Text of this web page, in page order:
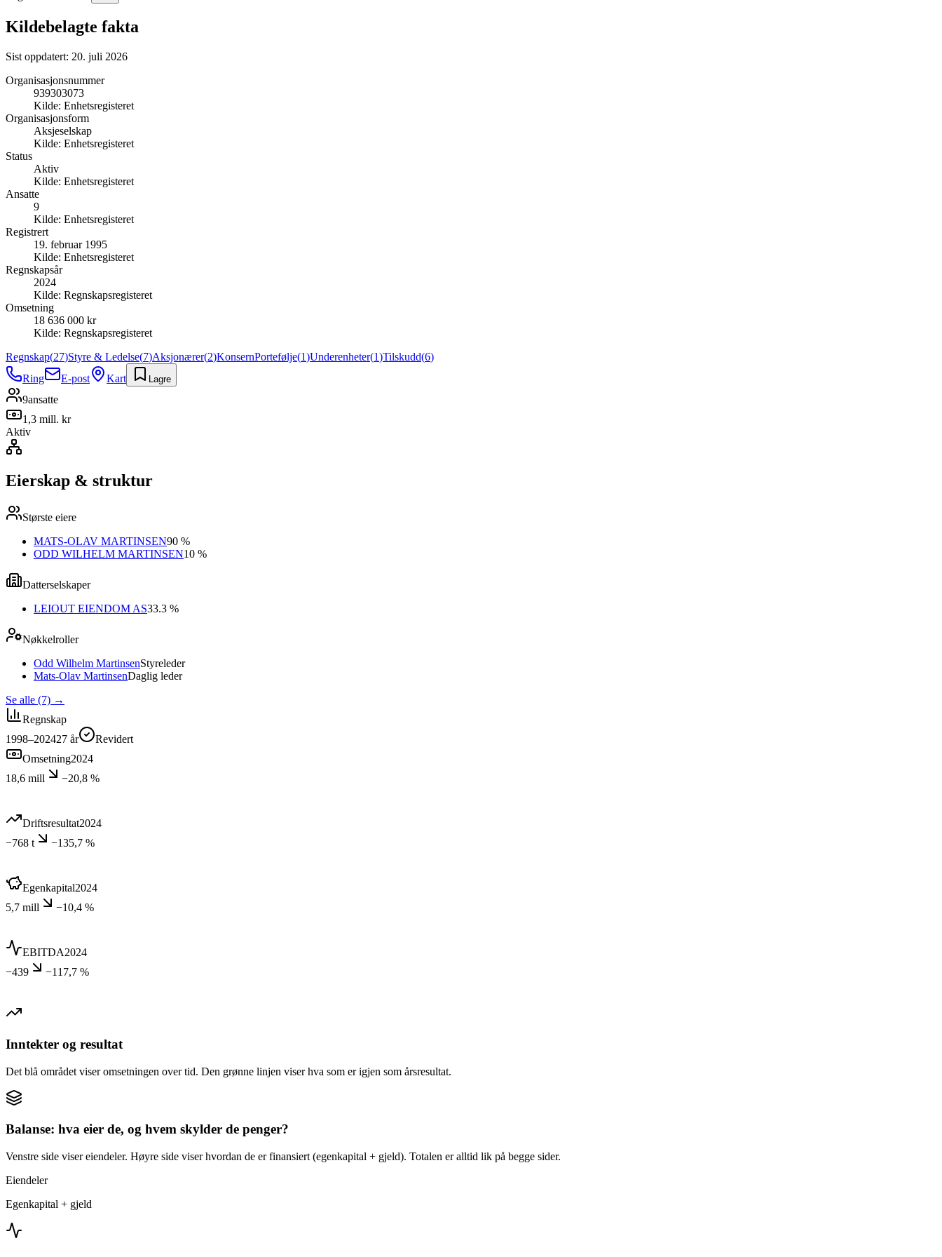
Kildebelagte fakta
Sist oppdatert: 20. juli 2026
Organisasjonsnummer
939303073
Kilde: Enhetsregisteret
Organisasjonsform
Aksjeselskap
Kilde: Enhetsregisteret
Status
Aktiv
Kilde: Enhetsregisteret
Ansatte
9
Kilde: Enhetsregisteret
Registrert
19. februar 1995
Kilde: Enhetsregisteret
Regnskapsår
2024
Kilde: Regnskapsregisteret
Omsetning
18 636 000 kr
Kilde: Regnskapsregisteret
Regnskap(27)Styre & Ledelse(7)Aksjonærer(2)KonsernPortefølje(1)Underenheter(1)Tilskudd(6)
Ring
E-post Kart Lagre
9ansatte
1,3 mill. kr
Aktiv
Eierskap & struktur
Største eiere
MATS-OLAV MARTINSEN90 %
ODD WILHELM MARTINSEN10 %
Datterselskaper
LEIOUT EIENDOM AS33.3 %
Nøkkelroller
Odd Wilhelm MartinsenStyreleder
Mats-Olav MartinsenDaglig leder
Se alle (7) →
Regnskap
1998–202427 år
Revidert
Omsetning2024
18,6 mill
−20,8 %
Driftsresultat2024
−768 t
−135,7 %
Egenkapital2024
5,7 mill
−10,4 %
EBITDA2024
−439
−117,7 %
Inntekter og resultat
Det blå området viser omsetningen over tid. Den grønne linjen viser hva som er igjen som årsresultat.
Balanse: hva eier de, og hvem skylder de penger?
Venstre side viser eiendeler. Høyre side viser hvordan de er finansiert (egenkapital + gjeld). Totalen er alltid lik på begge sider.
Eiendeler
Egenkapital + gjeld